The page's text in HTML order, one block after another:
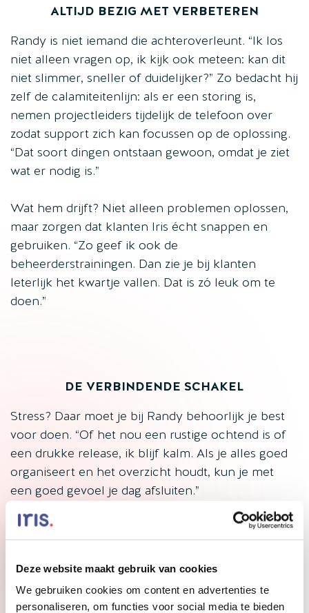
Deze website maakt gebruik van cookies
We gebruiken cookies om content en advertenties te
personaliseren, om functies voor social media te bieden
ALTIJD BEZIG MET VERBETEREN
Randy is niet iemand die achteroverleunt. “Ik los
niet alleen vragen op, ik kijk ook meteen: kan dit
niet slimmer, sneller of duidelijker?” Zo bedacht hij
zelf de calamiteitenlijn: als er een storing is,
nemen projectleiders tijdelijk de telefoon over
zodat support zich kan focussen op de oplossing.
“Dat soort dingen ontstaan gewoon, omdat je ziet
wat er nodig is.”
Wat hem drijft? Niet alleen problemen oplossen,
maar zorgen dat klanten Iris écht snappen en
gebruiken. “Zo geef ik ook de
beheerderstrainingen. Dan zie je bij klanten
leterlijk het kwartje vallen. Dat is zó leuk om te
doen.”
DE VERBINDENDE SCHAKEL
Stress? Daar moet je bij Randy behoorlijk je best
voor doen. “Of het nou een rustige ochtend is of
een drukke release, ik blijf kalm. Als je alles goed
organiseert en het overzicht houdt, kun je met
een goed gevoel je dag afsluiten.”
Zijn rol is inmiddels breder dan alleen support.
“Projectleiders weten me te vinden als ze ergens
mee zitten of een klant ergens tegenaan loopt,
dan denk ik mee. Ik ben een beetje de schakel
tussen support, sales en development geworden